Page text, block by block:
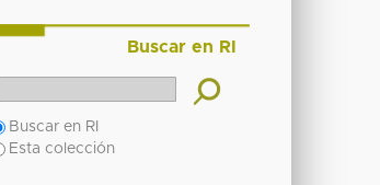
Buscar en RI
Buscar en RI
Esta colección